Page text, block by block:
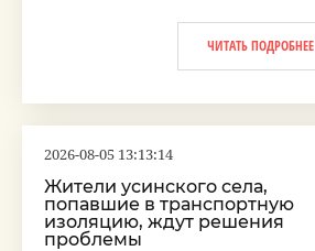
ЧИТАТЬ ПОДРОБНЕЕ
2026-08-05 13:13:14
Жители усинского села,
попавшие в транспортную
изоляцию, ждут решения
проблемы